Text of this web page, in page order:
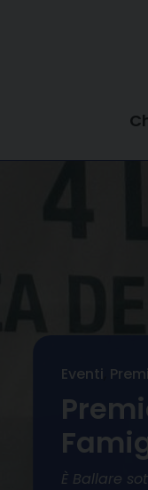
Eventi
È Ballare